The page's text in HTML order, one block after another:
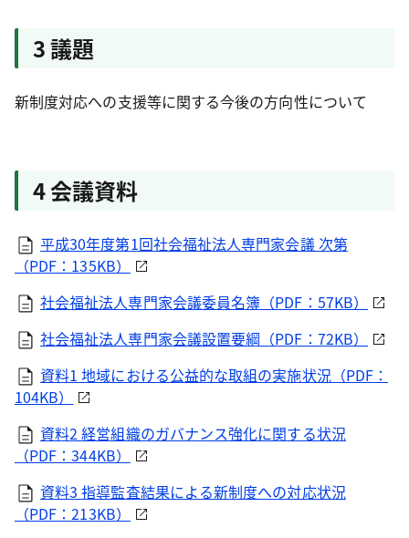
3 議題
新制度対応への支援等に関する今後の方向性について
4 会議資料
平成30年度第1回社会福祉法人専門家会議 次第
（PDF：135KB）
社会福祉法人専門家会議委員名簿（PDF：57KB）
社会福祉法人専門家会議設置要綱（PDF：72KB）
資料1 地域における公益的な取組の実施状況（PDF：
104KB）
資料2 経営組織のガバナンス強化に関する状況
（PDF：344KB）
資料3 指導監査結果による新制度への対応状況
（PDF：213KB）